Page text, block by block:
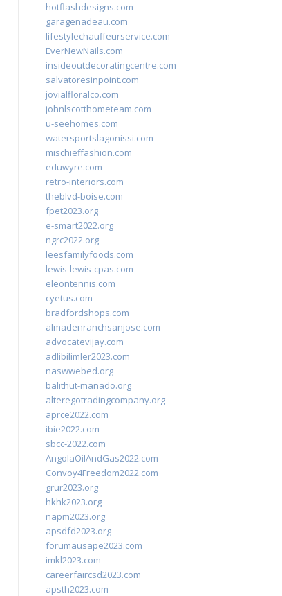
hotflashdesigns.com
garagenadeau.com
lifestylechauffeurservice.com
EverNewNails.com
insideoutdecoratingcentre.com
salvatoresinpoint.com
jovialfloralco.com
johnlscotthometeam.com
u-seehomes.com
watersportslagonissi.com
mischieffashion.com
eduwyre.com
retro-interiors.com
theblvd-boise.com
fpet2023.org
e-smart2022.org
ngrc2022.org
leesfamilyfoods.com
lewis-lewis-cpas.com
eleontennis.com
cyetus.com
bradfordshops.com
almadenranchsanjose.com
advocatevijay.com
adlibilimler2023.com
naswwebed.org
balithut-manado.org
alteregotradingcompany.org
aprce2022.com
ibie2022.com
sbcc-2022.com
AngolaOilAndGas2022.com
Convoy4Freedom2022.com
grur2023.org
hkhk2023.org
napm2023.org
apsdfd2023.org
forumausape2023.com
imkl2023.com
careerfaircsd2023.com
apsth2023.com